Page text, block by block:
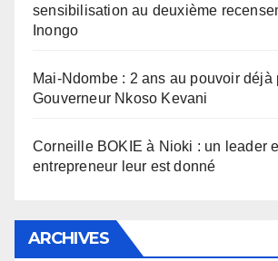
sensibilisation au deuxième
Inongo
Mai-Ndombe : 2 ans au pouvoir déjà
Gouverneur Nkoso Kevani
Corneille BOKIE à Nioki : un leader
entrepreneur leur est donné
ARCHIVES